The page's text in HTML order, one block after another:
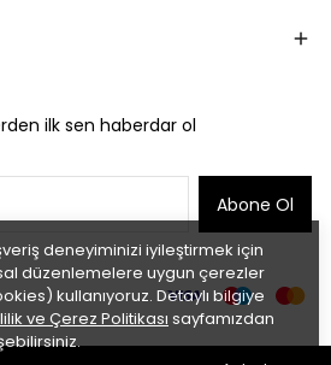
deneyiminizi iyileştirmek için
düzenlemelere uygun çerezler
kullanıyoruz. Detaylı bilgiye
ve Çerez Politikası sayfamızdan
ilk sen haberdar ol
Abone Ol